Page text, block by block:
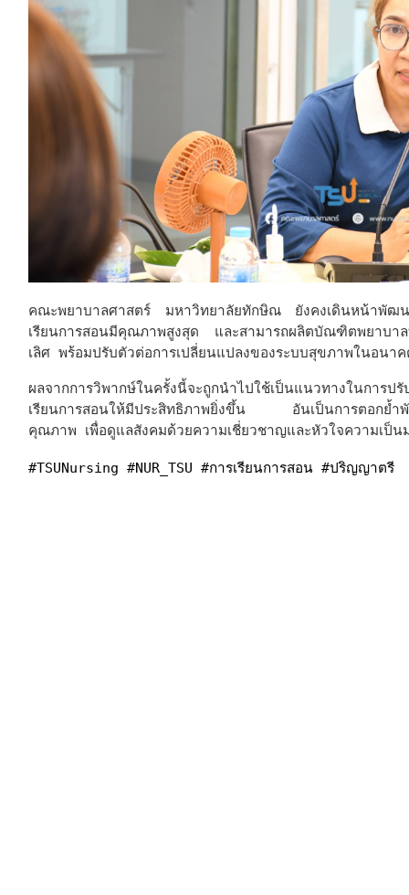
คณะพยาบาลศาสตร์ มหาวิทยาลัยทักษิณ ยังคงเดินหน้าพัฒน
เรียนการสอนมีคุณภาพสูงสุด และสามารถผลิตบัณฑิตพยาบ
เลิศ พร้อมปรับตัวต่อการเปลี่ยนแปลงของระบบสุขภาพในอนา
ผลจากการวิพากษ์ในครั้งนี้จะถูกนำไปใช้เป็นแนวทางในการปรั
เรียนการสอนให้มีประสิทธิภาพยิ่งขึ้น อันเป็นการตอกย้ำพั
คุณภาพ เพื่อดูแลสังคมด้วยความเชี่ยวชาญและหัวใจความเป็
#TSUNursing #NUR_TSU #การเรียนการสอน #ปริญญาตรี